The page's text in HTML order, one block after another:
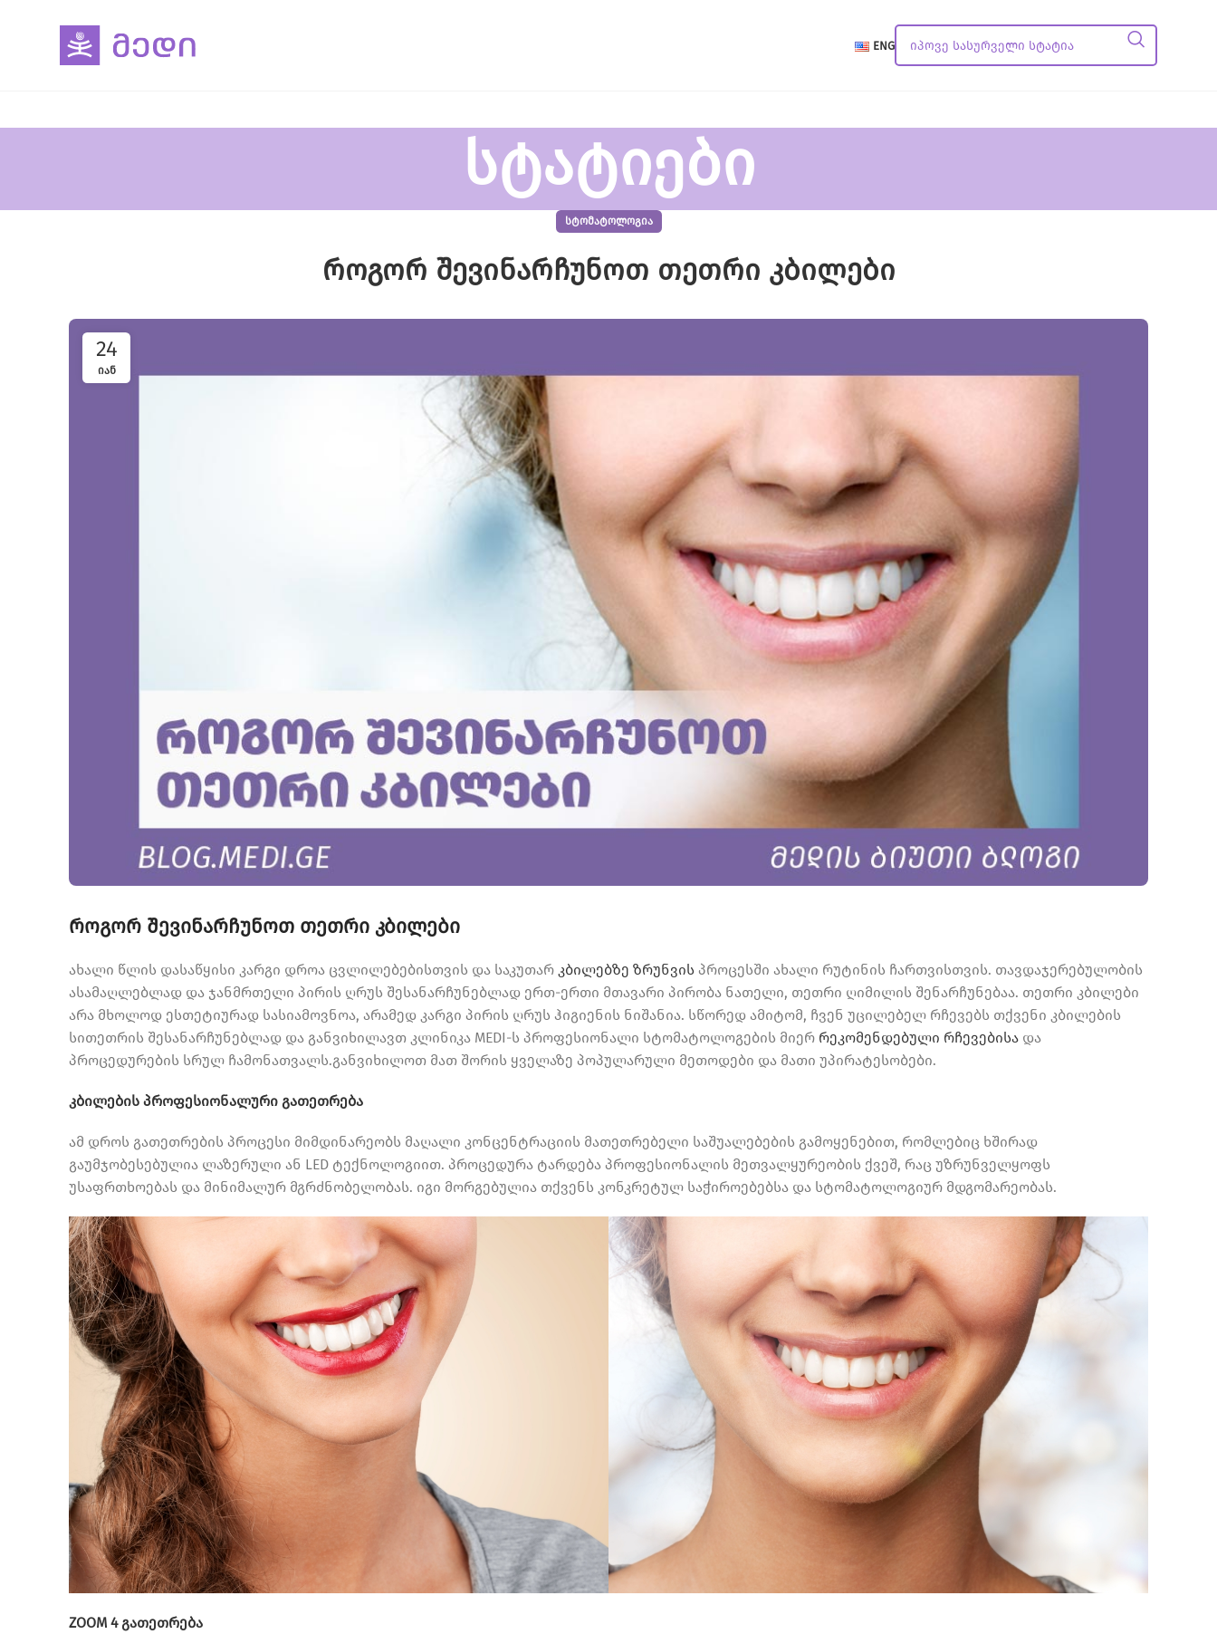
ENG
სტატიები
ᲡᲢᲝᲛᲐᲢᲝᲚᲝᲒᲘᲐ
როგორ შევინარჩუნოთ თეთრი კბილები
24
ᲘᲐᲜ
როგორ შევინარჩუნოთ თეთრი კბილები
ახალი წლის დასაწყისი კარგი დროა ცვლილებებისთვის და საკუთარ კბილებზე ზრუნვის პროცესში ახალი რუტინის ჩართვისთვის. თავდაჯერებულობის
ასამაღლებლად და ჯანმრთელი პირის ღრუს შესანარჩუნებლად ერთ-ერთი მთავარი პირობა ნათელი, თეთრი ღიმილის შენარჩუნებაა. თეთრი კბილები
არა მხოლოდ ესთეტიურად სასიამოვნოა, არამედ კარგი პირის ღრუს ჰიგიენის ნიშანია. სწორედ ამიტომ, ჩვენ უცილებელ რჩევებს თქვენი კბილების
სითეთრის შესანარჩუნებლად და განვიხილავთ კლინიკა MEDI-ს პროფესიონალი სტომატოლოგების მიერ რეკომენდებული რჩევებისა და
პროცედურების სრულ ჩამონათვალს.განვიხილოთ მათ შორის ყველაზე პოპულარული მეთოდები და მათი უპირატესობები.
კბილების პროფესიონალური გათეთრება
ამ დროს გათეთრების პროცესი მიმდინარეობს მაღალი კონცენტრაციის მათეთრებელი საშუალებების გამოყენებით, რომლებიც ხშირად
გაუმჯობესებულია ლაზერული ან LED ტექნოლოგიით. პროცედურა ტარდება პროფესიონალის მეთვალყურეობის ქვეშ, რაც უზრუნველყოფს
უსაფრთხოებას და მინიმალურ მგრძნობელობას. იგი მორგებულია თქვენს კონკრეტულ საჭიროებებსა და სტომატოლოგიურ მდგომარეობას.
ZOOM 4 გათეთრება